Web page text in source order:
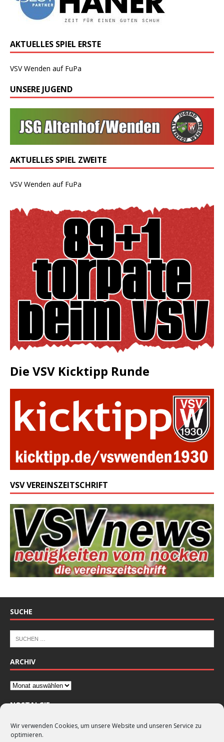
Wir verwenden Cookies, um unsere Website und unseren Service zu
optimieren.
AKTUELLES SPIEL ERSTE
VSV Wenden auf FuPa
UNSERE JUGEND
AKTUELLES SPIEL ZWEITE
VSV Wenden auf FuPa
Die VSV Kicktipp Runde
VSV VEREINSZEITSCHRIFT
SUCHE
ARCHIV
NOSTALGIE